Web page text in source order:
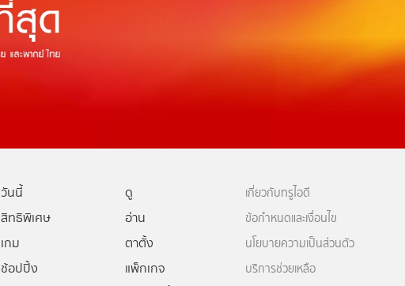
วันนี้
ดู
สิทธิพิเศษ
อ่าน
เกม
ตาตั้ง
ช้อปปิ้ง
แพ็กเกจ
เกี่ยวกับทรูไอดี
ข้อกำหนดและเงื่อนไข
นโยบายความเป็นส่วนตัว
บริการช่วยเหลือ